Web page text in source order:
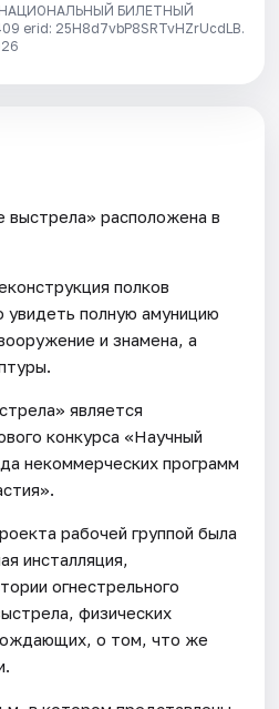
НАЦИОНАЛЬНЫЙ БИЛЕТНЫЙ
erid: 25H8d7vbP8SRTvHZrUcdLB.
выстрела» расположена в
полков
увидеть полную амуницию
и знамена, а
является
конкурса «Научный
некоммерческих программ
рабочей группой была
инсталляция,
огнестрельного
физических
о том, что же